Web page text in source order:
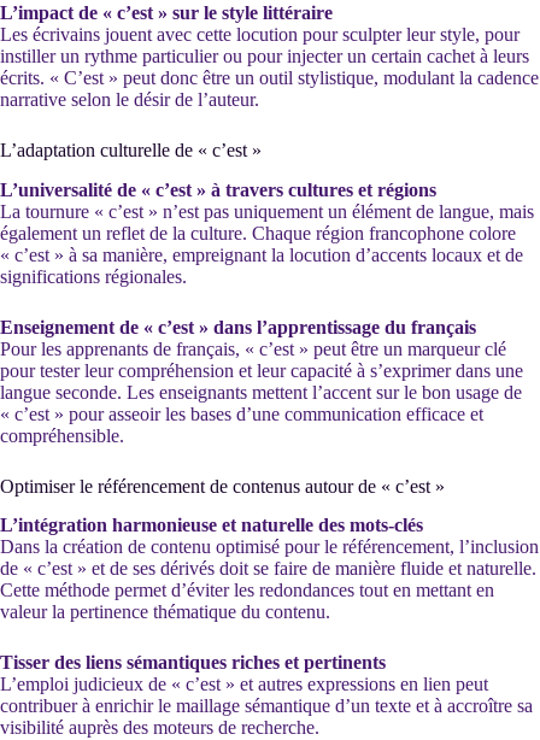
L’impact de « c’est » sur le style littéraire
Les écrivains jouent avec cette locution pour sculpter leur style, pour
instiller un rythme particulier ou pour injecter un certain cachet à leurs
écrits. « C’est » peut donc être un outil stylistique, modulant la cadence
narrative selon le désir de l’auteur.
L’adaptation culturelle de « c’est »
L’universalité de « c’est » à travers cultures et régions
La tournure « c’est » n’est pas uniquement un élément de langue, mais
également un reflet de la culture. Chaque région francophone colore
« c’est » à sa manière, empreignant la locution d’accents locaux et de
significations régionales.
Enseignement de « c’est » dans l’apprentissage du français
Pour les apprenants de français, « c’est » peut être un marqueur clé
pour tester leur compréhension et leur capacité à s’exprimer dans une
langue seconde. Les enseignants mettent l’accent sur le bon usage de
« c’est » pour asseoir les bases d’une communication efficace et
compréhensible.
Optimiser le référencement de contenus autour de « c’est »
L’intégration harmonieuse et naturelle des mots-clés
Dans la création de contenu optimisé pour le référencement, l’inclusion
de « c’est » et de ses dérivés doit se faire de manière fluide et naturelle.
Cette méthode permet d’éviter les redondances tout en mettant en
valeur la pertinence thématique du contenu.
Tisser des liens sémantiques riches et pertinents
L’emploi judicieux de « c’est » et autres expressions en lien peut
contribuer à enrichir le maillage sémantique d’un texte et à accroître sa
visibilité auprès des moteurs de recherche.